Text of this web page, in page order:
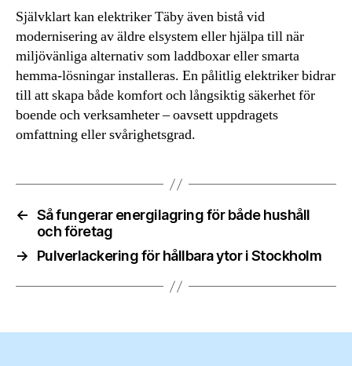
Självklart kan elektriker Täby även bistå vid
modernisering av äldre elsystem eller hjälpa till när
miljövänliga alternativ som laddboxar eller smarta
hemma-lösningar installeras. En pålitlig elektriker bidrar
till att skapa både komfort och långsiktig säkerhet för
boende och verksamheter – oavsett uppdragets
omfattning eller svårighetsgrad.
← Så fungerar energilagring för både hushåll
och företag
→
Pulverlackering för hållbara ytor i Stockholm